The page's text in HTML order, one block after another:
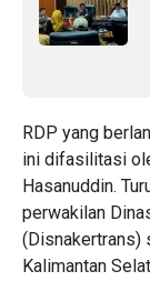
RDP yang
ini difasilitasi
Hasanuddin.
perwakilan
(Disnakertrans)
Kalimantan